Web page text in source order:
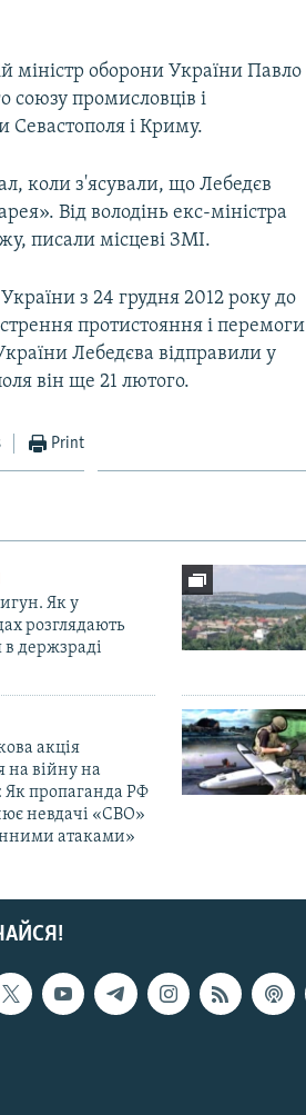
міністр оборони України Павло
союзу промисловців і
Севастополя і Криму.
коли з'ясували, що Лебедєв
Від володінь екс-міністра
писали місцеві ЗМІ.
з 24 грудня 2012 року до
протистояння і перемоги
Лебедєва відправили у
він ще 21 лютого.
Print
Як у
розглядають
держзраді
акція
на війну на
пропаганда РФ
невдачі «СВО»
атаками»